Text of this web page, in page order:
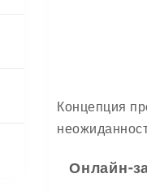
Концепция
Онлайн-